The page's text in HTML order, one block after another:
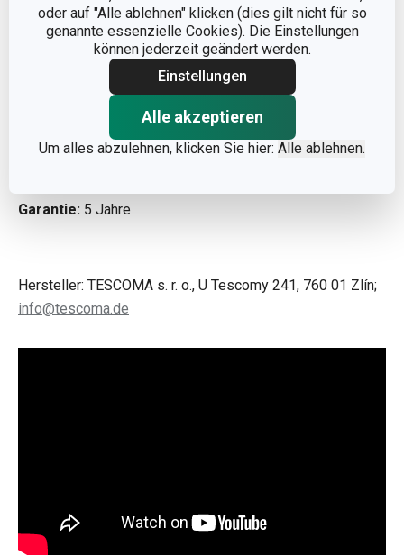
oder auf "Alle ablehnen" klicken (dies gilt nicht für so
genannte essenzielle Cookies). Die Einstellungen
können jederzeit geändert werden.
Einstellungen
Alle akzeptieren
Um alles abzulehnen, klicken Sie hier: Alle ablehnen.
Dank der langlebigen Außenbeschichtung sind die Töpfe &
Kasserollenleicht sauber zu halten. Für die Reinigung
der Außenteile müssen keine speziellen Produkte
verwendet werden.
Material:
Premium-Edelstahl, Deckel aus glasiertem
Garantie: 5 Jahre
Hersteller: TESCOMA s. r. o., U Tescomy 241, 760 01 Zlín;
info@tescoma.de